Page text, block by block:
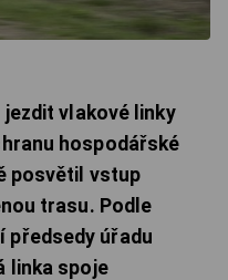
jezdit vlakové linky
hospodářské
posvětil vstup
trasu. Podle
předsedy úřadu
linka spoje